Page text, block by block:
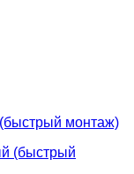
монтаж)